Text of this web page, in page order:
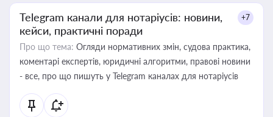
Telegram канали для нотаріусів: новини,
кейси, практичні поради
+7
Про що тема: Огляди нормативних змін, судова практика,
коментарі експертів, юридичні алгоритми, правові новини
- все, про що пишуть у Telegram каналах для нотаріусів